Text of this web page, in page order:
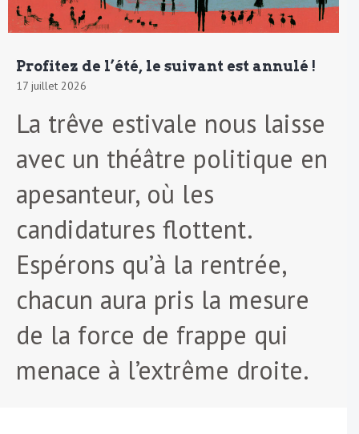
Profitez de l’été, le suivant est annulé !
17 juillet 2026
La trêve estivale nous laisse
avec un théâtre politique en
apesanteur, où les
candidatures flottent.
Espérons qu’à la rentrée,
chacun aura pris la mesure
de la force de frappe qui
menace à l’extrême droite.